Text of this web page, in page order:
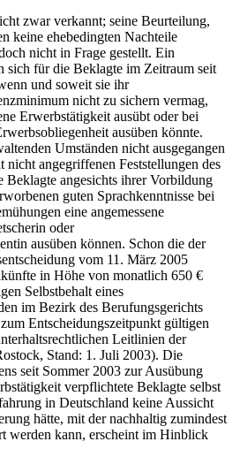
zwar verkannt; seine Beurteilung,
keine ehebedingten Nachteile
nicht in Frage gestellt. Ein
sich für die Beklagte im Zeitraum seit
und soweit sie ihr
nicht zu sichern vermag,
Erwerbstätigkeit ausübt oder bei
ausüben könnte.
Umständen nicht ausgegangen
angegriffenen Feststellungen des
Beklagte angesichts ihrer Vorbildung
guten Sprachkenntnisse bei
eine angemessene
oder
ausüben können. Schon die der
vom 11. März 2005
in Höhe von monatlich 650 €
Selbstbehalt eines
im Bezirk des Berufungsgerichts
Entscheidungszeitpunkt gültigen
Leitlinien der
Stand: 1. Juli 2003). Die
seit Sommer 2003 zur Ausübung
verpflichtete Beklagte selbst
in Deutschland keine Aussicht
hätte, mit der nachhaltig zumindest
werden kann, erscheint im Hinblick